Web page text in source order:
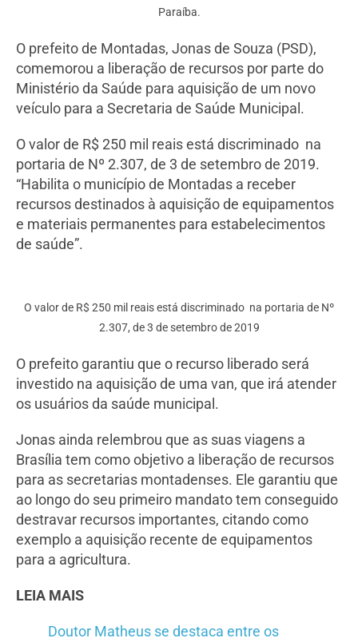
Paraíba.
O prefeito de Montadas, Jonas de Souza (PSD),
comemorou a liberação de recursos por parte do
Ministério da Saúde para aquisição de um novo
veículo para a Secretaria de Saúde Municipal.
O valor de R$ 250 mil reais está discriminado na
portaria de Nº 2.307, de 3 de setembro de 2019.
“Habilita o município de Montadas a receber
recursos destinados à aquisição de equipamentos
e materiais permanentes para estabelecimentos
de saúde”.
O valor de R$ 250 mil reais está discriminado na portaria de Nº
2.307, de 3 de setembro de 2019
O prefeito garantiu que o recurso liberado será
investido na aquisição de uma van, que irá atender
os usuários da saúde municipal.
Jonas ainda relembrou que as suas viagens a
Brasília tem como objetivo a liberação de recursos
para as secretarias montadenses. Ele garantiu que
ao longo do seu primeiro mandato tem conseguido
destravar recursos importantes, citando como
exemplo a aquisição recente de equipamentos
para a agricultura.
LEIA MAIS
Doutor Matheus se destaca entre os